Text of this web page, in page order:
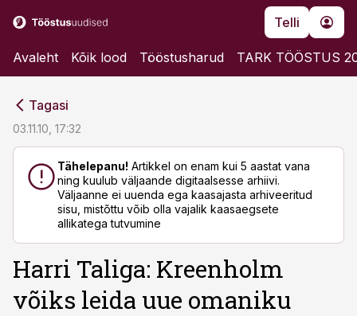
Telli
Avaleht Kõik lood Tööstusharud TARK TÖÖSTUS
Tagasi
03.11.10, 17:32
Tähelepanu! Artikkel on enam kui 5 aastat vana
ning kuulub väljaande digitaalsesse arhiivi.
Väljaanne ei uuenda ega kaasajasta arhiveeritud
sisu, mistõttu võib olla vajalik kaasaegsete
allikatega tutvumine
Harri Taliga: Kreenholm
võiks leida uue omaniku